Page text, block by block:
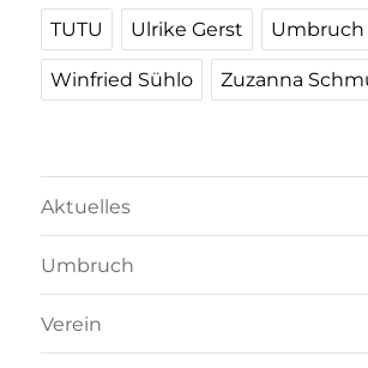
TUTU Ulrike Gerst Umbruch
Winfried Sühlo Zuzanna
Aktuelles
Umbruch
Verein